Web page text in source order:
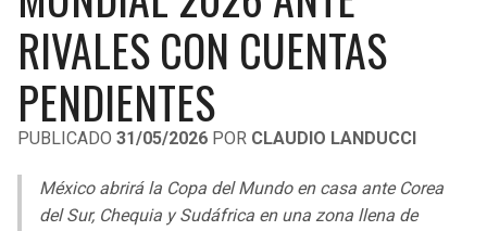
LIGA DE EXPANSIÓN MX
LEAGUES CUP
UEFA EUROPA LEAGUE
UEFA CONFERENCE LEAGUE
MLS
COPA SUDAMERICANA
RAIDERS
CHARGERS
BENGALS
CAVALIERS
PISTONS
BUCKS
RIVALES CON CUENTAS
PENDIENTES
PUBLICADO 31/05/2026 POR CLAUDIO LANDUCCI
México abrirá la Copa del Mundo en casa ante Corea
del Sur, Chequia y Sudáfrica en una zona llena de